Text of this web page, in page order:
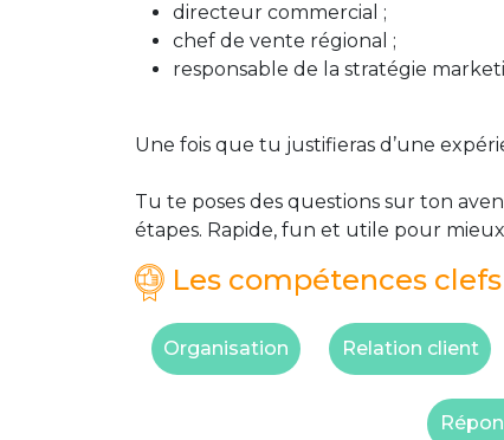
directeur commercial ;
chef de vente régional ;
responsable de la stratégie
Une fois que tu justifieras d’une
Tu te poses des questions sur ton
étapes. Rapide, fun et utile pour
Les compétences clefs
Organisation Relation client